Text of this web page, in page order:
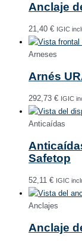
Anclaje
21,40 € IGIC
Arneses
Arnés
292,73 € IGIC
Anticaídas
Safetop
52,11 € IGIC
Anclajes
Anclaje